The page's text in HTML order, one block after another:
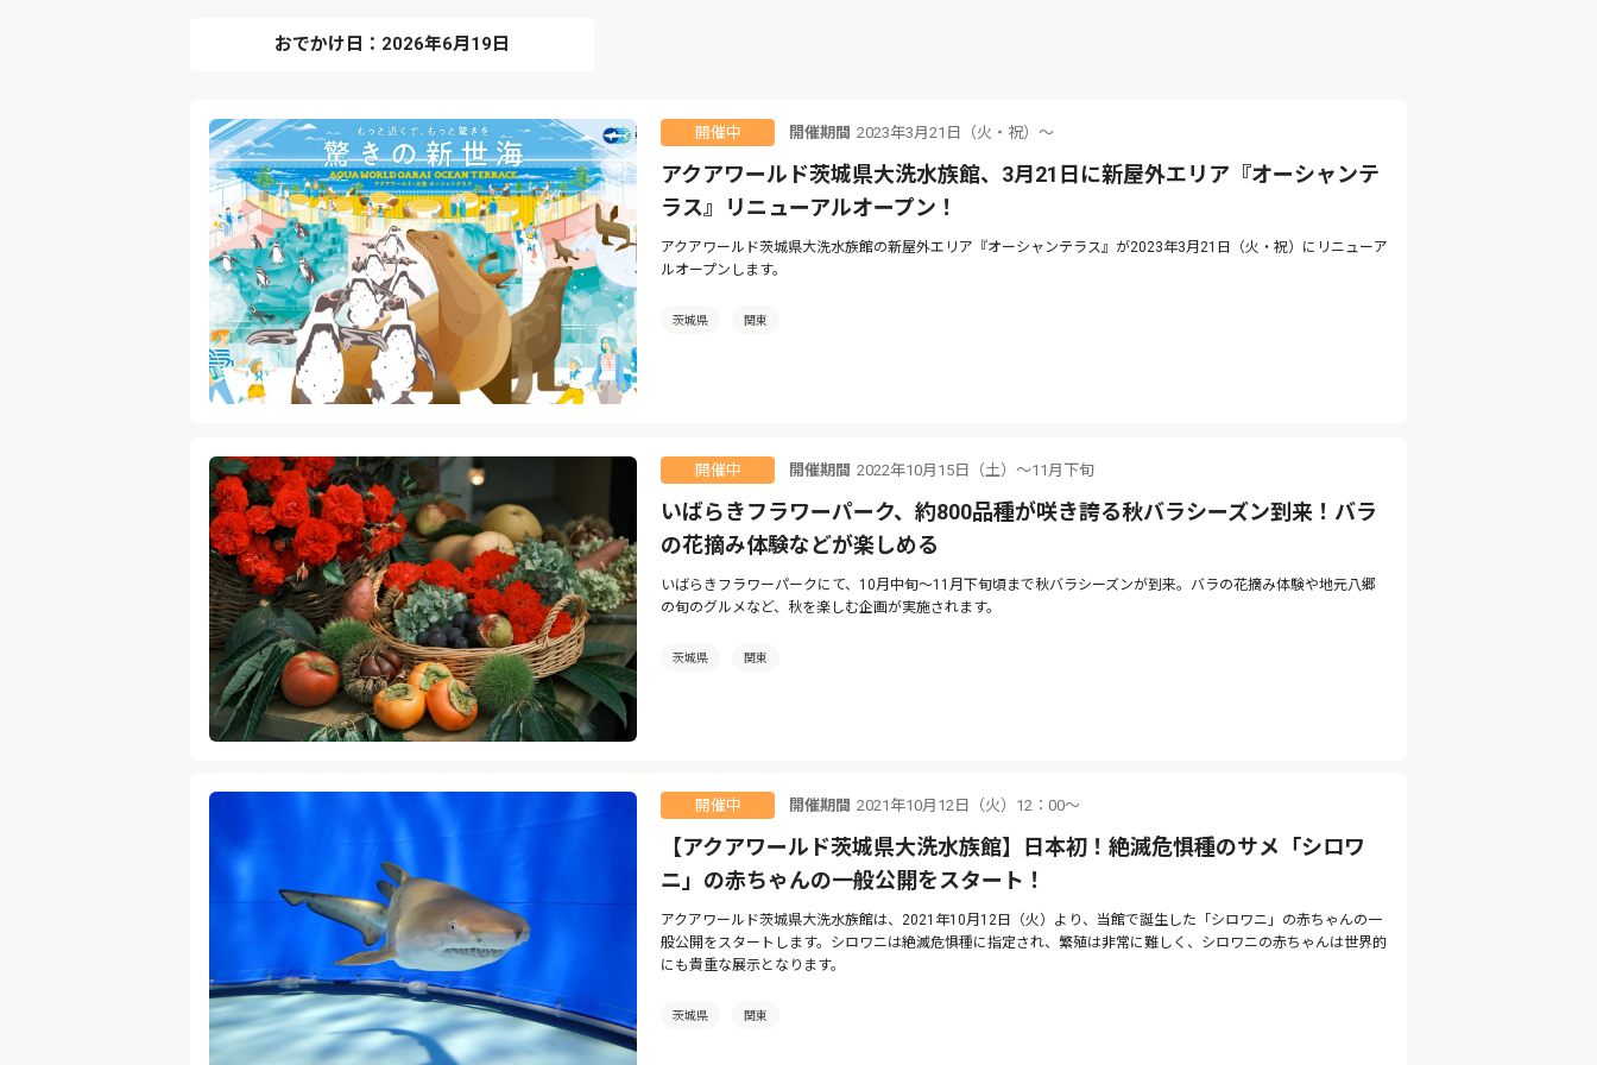
おでかけ日：2026年6月19日
開催中 開催期間 2023年3月21日（火・祝）〜
アクアワールド茨城県大洗水族館、3月21日に新屋外エリア『オーシャンテ
ラス』リニューアルオープン！
アクアワールド茨城県大洗水族館の新屋外エリア『オーシャンテラス』が2023年3月21日（火・祝）にリニューア
ルオープンします。
茨城県 関東
開催中 開催期間 2022年10月15日（土）～11月下旬
いばらきフラワーパーク、約800品種が咲き誇る秋バラシーズン到来！バラ
の花摘み体験などが楽しめる
いばらきフラワーパークにて、10月中旬〜11月下旬頃まで秋バラシーズンが到来。バラの花摘み体験や地元八郷
の旬のグルメなど、秋を楽しむ企画が実施されます。
茨城県 関東
開催中 開催期間 2021年10月12日（火）12：00〜
【アクアワールド茨城県大洗水族館】日本初！絶滅危惧種のサメ「シロワ
ニ」の赤ちゃんの一般公開をスタート！
アクアワールド茨城県大洗水族館は、2021年10月12日（火）より、当館で誕生した「シロワニ」の赤ちゃんの一
般公開をスタートします。シロワニは絶滅危惧種に指定され、繁殖は非常に難しく、シロワニの赤ちゃんは世界的
にも貴重な展示となります。
茨城県 関東